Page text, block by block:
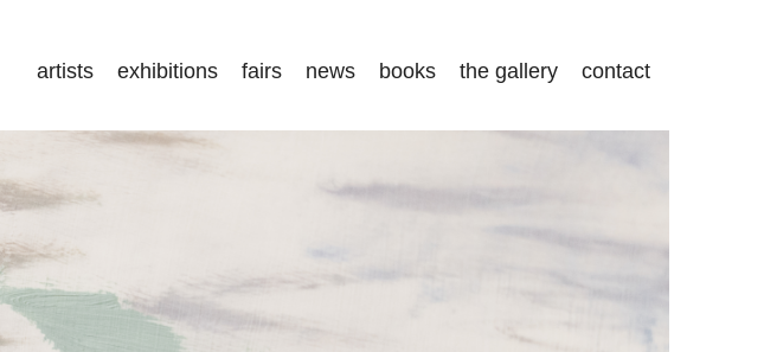
artists exhibitions fairs news books the gallery contact